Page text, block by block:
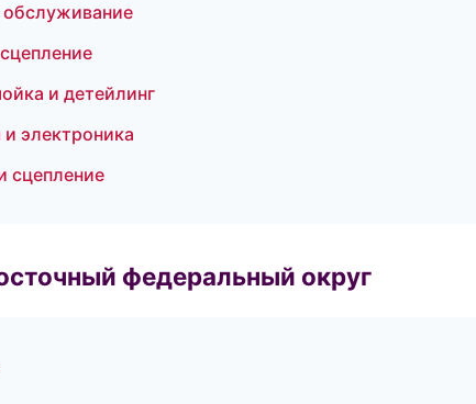
обслуживание
и детейлинг
электроника
сцепление
федеральный округ